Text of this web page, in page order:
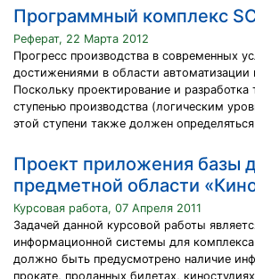
Программный комплекс
Реферат, 22 Марта 2012
Прогресс производства в современных
достижениями в области автоматизации
Поскольку проектирование и разработка
ступенью производства (логическим
этой ступени также должен
Проект приложения базы
предметной области
Курсовая работа, 07 Апреля 2011
Задачей данной курсовой работы
информационной системы для
должно быть предусмотрено наличие
прокате, проданных билетах,